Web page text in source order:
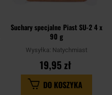
Suchary specjalne Piast SU-2 4 x
90 g
Wysyłka: Natychmiast
19,95 zł
DO KOSZYKA